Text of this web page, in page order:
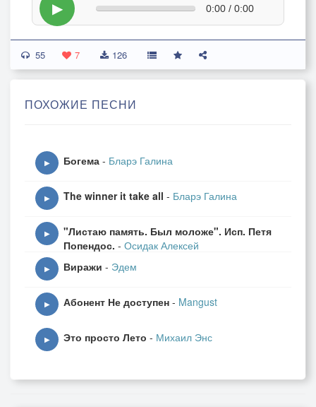
▶ 0:00 / 0:00
55 7 126
ПОХОЖИЕ ПЕСНИ
▶ Богема - Бларэ Галина
▶ The winner it take all - Бларэ Галина
▶
"Листаю память. Был моложе". Исп. Петя
Попендос. - Осидак Алексей
▶ Виражи - Эдем
▶ Абонент Не доступен - Mangust
▶ Это просто Лето - Михаил Энс